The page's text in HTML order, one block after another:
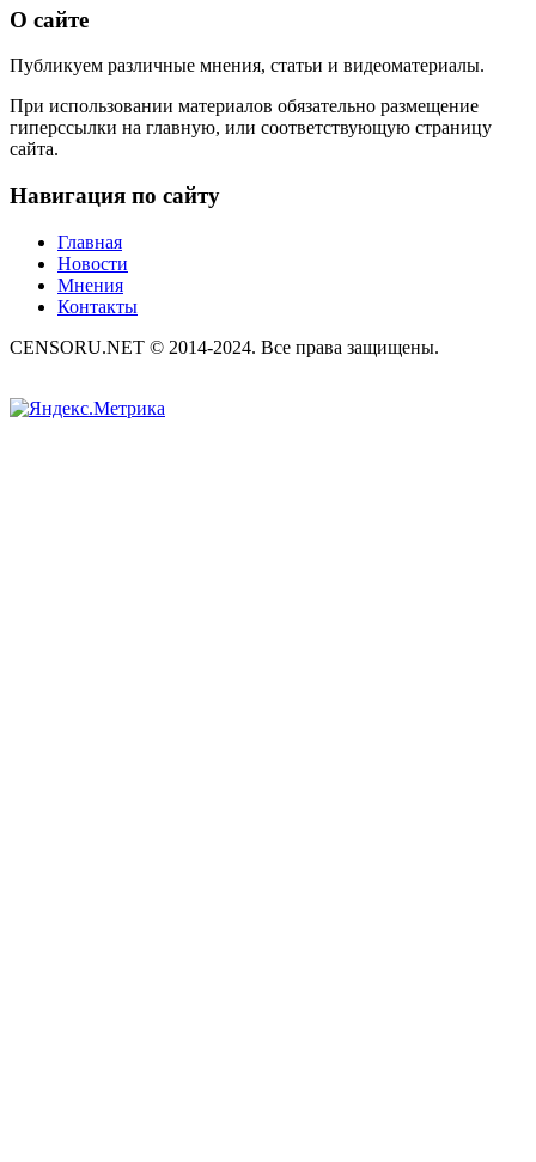
О сайте
Публикуем различные мнения, статьи и видеоматериалы.
При использовании материалов обязательно размещение
гиперссылки на главную, или соответствующую страницу
сайта.
Навигация по сайту
Главная
Новости
Мнения
Контакты
CENSORU.NET © 2014-2024. Все права защищены.